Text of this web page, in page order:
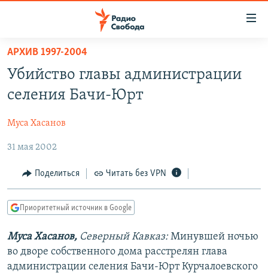
упрощенного
доступа
основному
Вернутся
главной
навигации
Вернутся
поиску
ПРОГРАММЫ
ЦИТАТЫ СВОБОДЫ
МНЕНИЯ
КУЛЬТУРА
IDEL.РЕАЛИИ
КАВКАЗ.РЕАЛИИ
СЕВЕР.РЕАЛИИ
СИБИРЬ.РЕАЛИИ
АРХИВ 1997-2004
Убийство главы администрации
селения Бачи-Юрт
Муса Хасанов
31 мая 2002
Поделиться Читать без VPN
Приоритетный источник в Google
Муса Хасанов, Северный Кавказ:Минувшей ночью
во дворе собственного дома расстрелян глава
администрации селения Бачи-Юрт Курчалоевского